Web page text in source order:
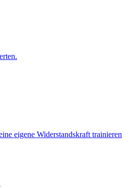
eigene Widerstandskraft trainieren